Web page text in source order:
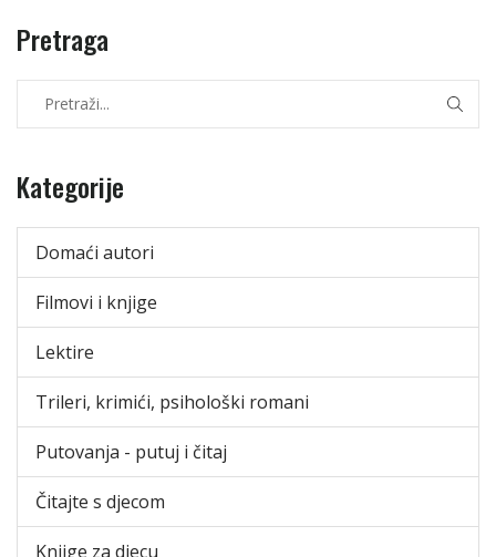
Pretraga
Kategorije
Domaći autori
Filmovi i knjige
Lektire
Trileri, krimići, psihološki romani
Putovanja - putuj i čitaj
Čitajte s djecom
Knjige za djecu